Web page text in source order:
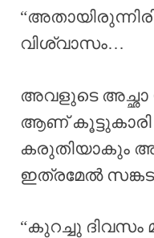
വിശ്വാസം…
അവളുടെ
ആണ്
കരുതിയാകും
ഇത്രമേൽ
“കുറച്ചു ദിവസം